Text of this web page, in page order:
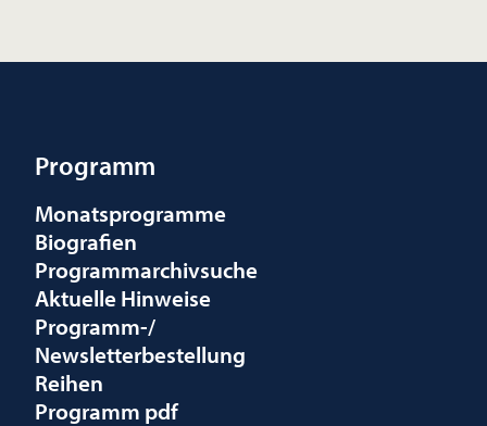
Programm
Monatsprogramme
Biografien
Programmarchivsuche
Aktuelle Hinweise
Programm-/
Newsletterbestellung
Reihen
Programm pdf